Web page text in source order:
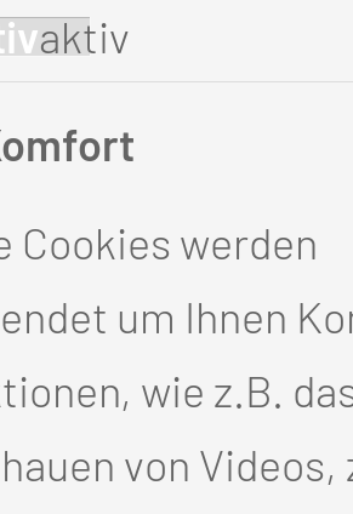
Implantat-
der Deutschen
für Hals-
Heilkunde,
aktiv
Cookies werden
um Ihnen
wie z.B.
von Videos,